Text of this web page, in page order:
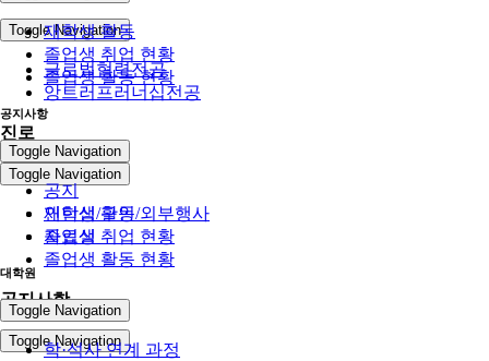
재학생 활동
졸업생 취업 현황
졸업생 활동 현황
공지사항
Toggle Navigation
공지
인턴십/구인/외부행사
자료실
대학원
Toggle Navigation
학·석사 연계 과정
Toggle Navigation
글로벌협력전공
앙트러프러너십전공
진로
Toggle Navigation
재학생 활동
졸업생 취업 현황
졸업생 활동 현황
공지사항
Toggle Navigation